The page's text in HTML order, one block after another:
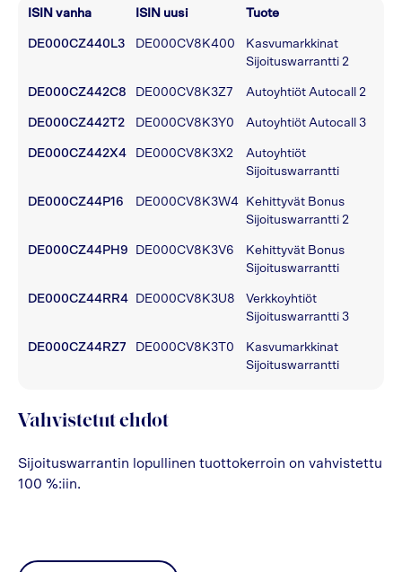
ISIN vanha ISIN uusi Tuote
DE000CZ440L3 DE000CV8K400
Kasvumarkkinat
Sijoituswarrantti 2
DE000CZ442C8 DE000CV8K3Z7 Autoyhtiöt Autocall 2
DE000CZ442T2 DE000CV8K3Y0 Autoyhtiöt Autocall 3
DE000CZ442X4 DE000CV8K3X2
Autoyhtiöt
Sijoituswarrantti
DE000CZ44P16 DE000CV8K3W4
Kehittyvät Bonus
Sijoituswarrantti 2
DE000CZ44PH9 DE000CV8K3V6
Kehittyvät Bonus
Sijoituswarrantti
DE000CZ44RR4 DE000CV8K3U8
Verkkoyhtiöt
Sijoituswarrantti 3
DE000CZ44RZ7 DE000CV8K3T0
Kasvumarkkinat
Sijoituswarrantti
Vahvistetut ehdot
Sijoituswarrantin lopullinen tuottokerroin on vahvistettu
100 %:iin.